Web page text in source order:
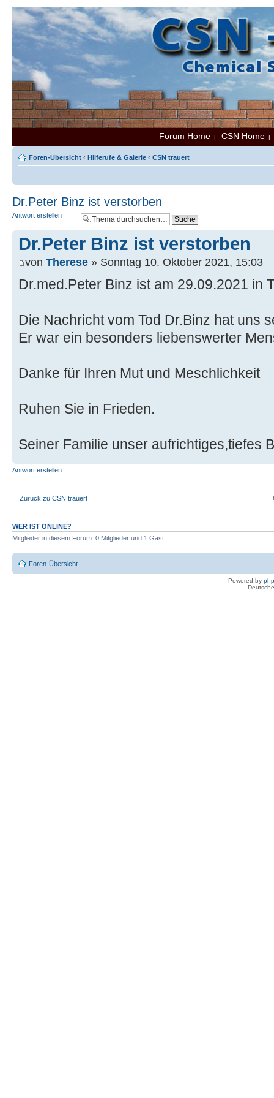
Forum Home | CSN Home
Foren-Übersicht ‹ Hilferufe & Galerie ‹ CSN trauert
Dr.Peter Binz ist verstorben
Antwort erstellen
Dr.Peter Binz ist verstorben
von Therese » Sonntag 10. Oktober 2021, 15:03
Dr.med.Peter Binz ist am 29.09.2021 in
Die Nachricht vom Tod Dr.Binz hat uns
Er war ein besonders liebenswerter
Danke für Ihren Mut und Meschlichkeit
Ruhen Sie in Frieden.
Seiner Familie unser aufrichtiges,tiefes
Antwort erstellen
Zurück zu CSN trauert
WER IST ONLINE?
Mitglieder in diesem Forum: 0 Mitglieder und 1 Gast
Foren-Übersicht
Powered by